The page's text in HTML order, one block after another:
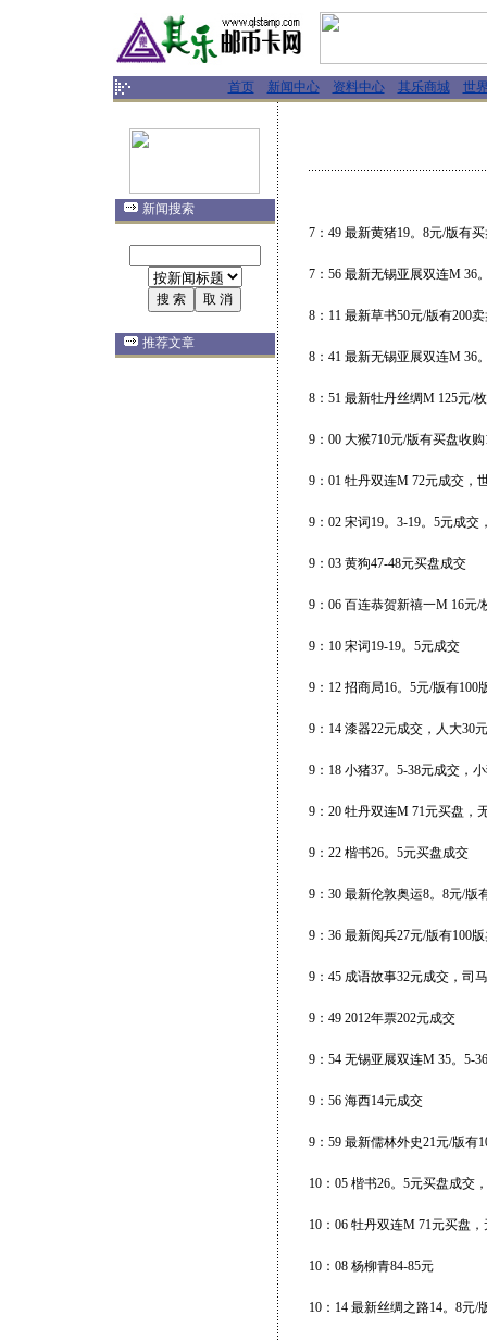
首页 新闻中心 资料中心 其乐商城 世
新闻搜索
推荐文章
7：49 最新黄猪19。8元/版有
7：56 最新无锡亚展双连M 36
8：11 最新草书50元/版有200
8：41 最新无锡亚展双连M 36
8：51 最新牡丹丝绸M 125元/
9：00 大猴710元/版有买盘收
9：01 牡丹双连M 72元成交，
9：02 宋词19。3-19。5元成交
9：03 黄狗47-48元买盘成交
9：06 百连恭贺新禧一M 16元/
9：10 宋词19-19。5元成交
9：12 招商局16。5元/版有100
9：14 漆器22元成交，人大30
9：18 小猪37。5-38元成交，
9：20 牡丹双连M 71元买盘，
9：22 楷书26。5元买盘成交
9：30 最新伦敦奥运8。8元/版
9：36 最新阅兵27元/版有100
9：45 成语故事32元成交，司
9：49 2012年票202元成交
9：54 无锡亚展双连M 35。5-
9：56 海西14元成交
9：59 最新儒林外史21元/版有
10：05 楷书26。5元买盘成交
10：06 牡丹双连M 71元买盘
10：08 杨柳青84-85元
10：14 最新丝绸之路14。8元/